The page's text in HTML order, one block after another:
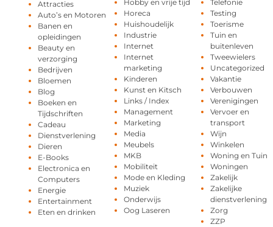
Attracties
Auto’s en Motoren
Banen en
opleidingen
Beauty en
verzorging
Bedrijven
Bloemen
Blog
Boeken en
Tijdschriften
Cadeau
Dienstverlening
Dieren
E-Books
Electronica en
Computers
Energie
Entertainment
Eten en drinken
Hobby en vrije tijd
Horeca
Huishoudelijk
Industrie
Internet
Internet
marketing
Kinderen
Kunst en Kitsch
Links / Index
Management
Marketing
Media
Meubels
MKB
Mobiliteit
Mode en Kleding
Muziek
Onderwijs
Oog Laseren
Telefonie
Testing
Toerisme
Tuin en
buitenleven
Tweewielers
Uncategorized
Vakantie
Verbouwen
Verenigingen
Vervoer en
transport
Wijn
Winkelen
Woning en Tuin
Woningen
Zakelijk
Zakelijke
dienstverlening
Zorg
ZZP